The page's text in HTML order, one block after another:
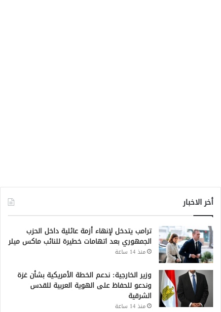
أخر الاخبار
ترامب يتدخل لإنهاء أزمة عائلية داخل الحزب
الجمهوري بعد اتهامات خطيرة للنائب ماكس ميلر
منذ 14 ساعة
وزير الخارجية: ندعم الخطة الأمريكية بشأن غزة
وندعو للحفاظ على الهوية العربية للقدس
الشرقية
منذ 14 ساعة